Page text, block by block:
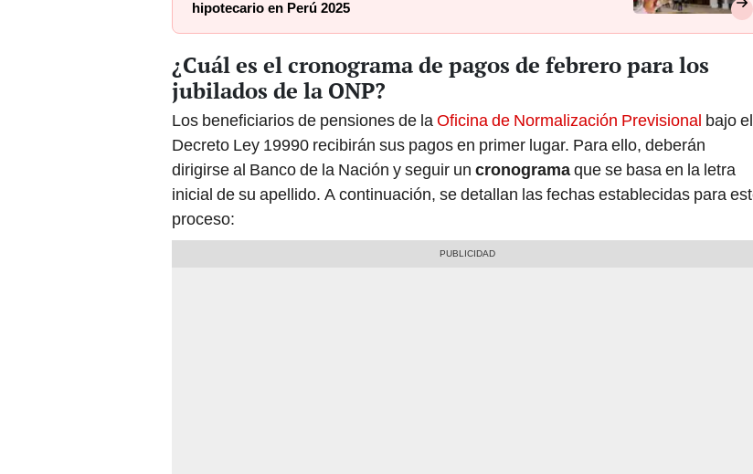
jubilados de la ONP?
Los beneficiarios de pensiones de la
Decreto Ley 19990 recibirán sus pagos en primer lugar. Para ello, deberán
dirigirse al Banco de la Nación y seguir un cronograma que se basa en la letra
inicial de su apellido. A continuación, se detallan las fechas establecidas para este
proceso: